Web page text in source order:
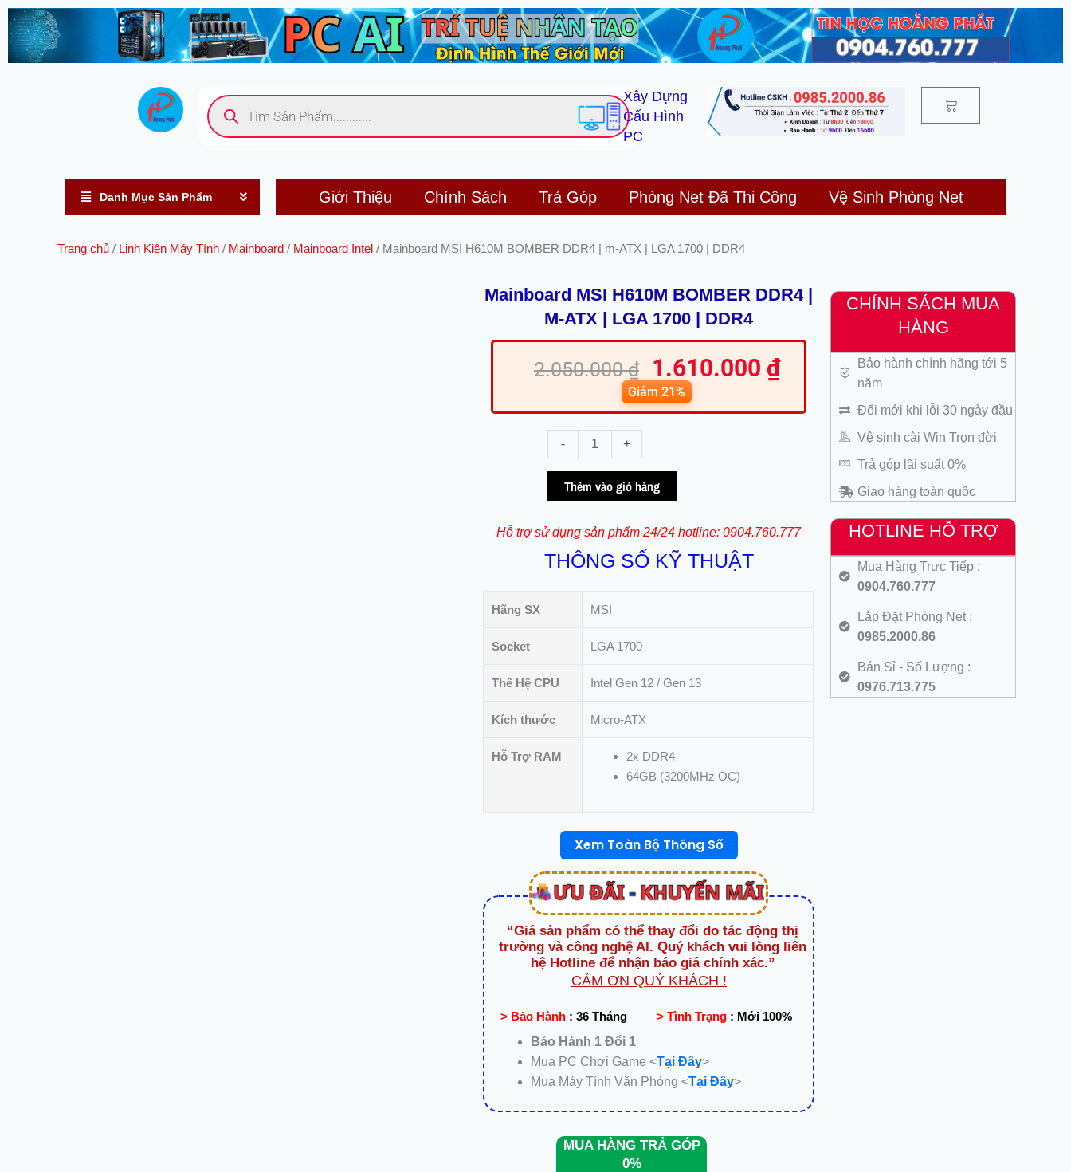
Nhảy
tới
Tìm
kiếm
sản
phẩm
Xây Dựng
Cấu Hình
PC
Cart
Danh Mục Sản Phẩm Giới Thiệu Chính Sách Trả Góp Phòng Net Đã Thi Công Vệ Sinh Phòng Net
Trang chủ / Linh Kiện Máy Tính / Mainboard / Mainboard Intel / Mainboard MSI H610M BOMBER DDR4 | m-ATX | LGA 1700 | DDR4
Mainboard MSI H610M BOMBER DDR4 |
M-ATX | LGA 1700 | DDR4
2.050.000₫
Giá
gốc
là:
2.050.000 ₫.
1.610.000 ₫
Giảm 21%
Giá
hiện
tại
là:
-
Mainboard
MSI
H610M
BOMBER
|
m-
DDR4
lượng
+
Thêm vào giỏ hàng
Hỗ trợ sử dụng sản phẩm 24/24 hotline: 0904.760.777
THÔNG SỐ KỸ THUẬT
Hãng SX MSI
Socket LGA 1700
Thế Hệ CPU Intel Gen 12 / Gen 13
Kích thước Micro-ATX
Hỗ Trợ RAM
2x DDR4
64GB (3200MHz OC)
Xem Toàn Bộ Thông Số
“Giá sản phẩm có thể thay đổi do tác động thị
trường và công nghệ AI. Quý khách vui lòng liên
hệ Hotline để nhận báo giá chính xác.”
CẢM ƠN QUÝ KHÁCH !
> Bảo Hành :36 Tháng > Tình Trạng : Mới 100%
Bảo Hành 1 Đổi 1
Mua PC Chơi Game <Tại Đây>
Mua Máy Tính Văn Phòng <Tại Đây>
MUA HÀNG TRẢ GÓP
0%
CHÍNH SÁCH MUA
HÀNG
Bảo hành chính hãng tới 5
năm
Đổi mới khi lỗi 30 ngày đầu
Vệ sinh cài Win Trọn đời
Trả góp lãi suất 0%
Giao hàng toàn quốc
HOTLINE HỖ TRỢ
Mua Hàng Trực Tiếp :
0904.760.777
Lắp Đặt Phòng Net :
0985.2000.86
Bán Sỉ - Số Lượng :
0976.713.775